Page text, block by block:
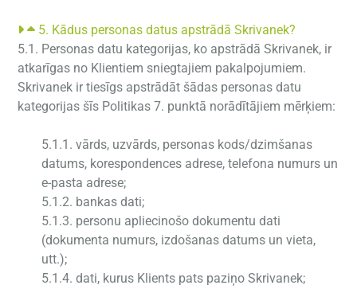
5. Kādus personas datus apstrādā Skrivanek?
5.1. Personas datu kategorijas, ko apstrādā Skrivanek, ir
atkarīgas no Klientiem sniegtajiem pakalpojumiem.
Skrivanek ir tiesīgs apstrādāt šādas personas datu
kategorijas šīs Politikas 7. punktā norādītājiem mērķiem:
5.1.1. vārds, uzvārds, personas kods/dzimšanas
datums, korespondences adrese, telefona numurs un
e-pasta adrese;
5.1.2. bankas dati;
5.1.3. personu apliecinošo dokumentu dati
(dokumenta numurs, izdošanas datums un vieta,
utt.);
5.1.4. dati, kurus Klients pats paziņo Skrivanek;